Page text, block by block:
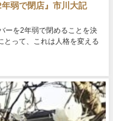
年弱で閉店』市川大記
ーを2年弱で閉めることを決
とって、これは人格を変える